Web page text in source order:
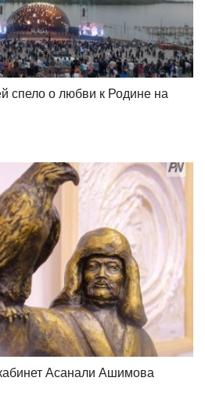
спело о любви к Родине на
Асанали Ашимова